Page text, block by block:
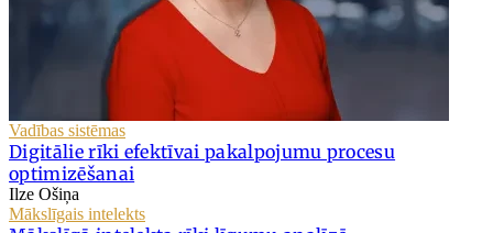
Vadības sistēmas
Digitālie rīki efektīvai pakalpojumu procesu
optimizēšanai
Ilze Ošiņa
Mākslīgais intelekts